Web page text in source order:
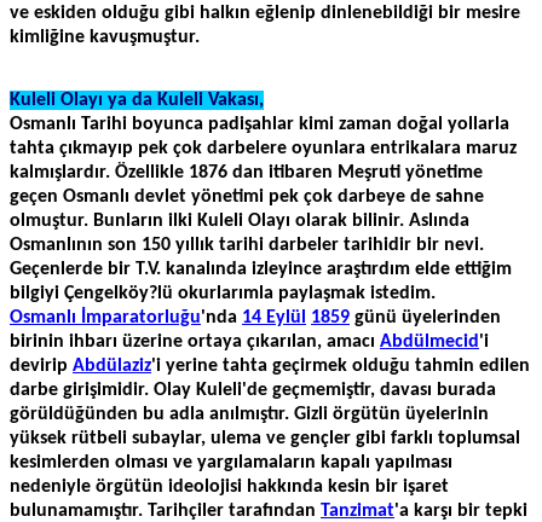
ve eskiden olduğu gibi halkın eğlenip dinlenebildiği bir mesire
kimliğine kavuşmuştur.
Kuleli Olayı ya da Kuleli Vakası,
Osmanlı Tarihi boyunca padişahlar kimi zaman doğal yollarla
tahta çıkmayıp pek çok darbelere oyunlara entrikalara maruz
kalmışlardır. Özellikle 1876 dan itibaren Meşruti yönetime
geçen Osmanlı devlet yönetimi pek çok darbeye de sahne
olmuştur. Bunların ilki Kuleli Olayı olarak bilinir. Aslında
Osmanlının son 150 yıllık tarihi darbeler tarihidir bir nevi.
Geçenlerde bir T.V. kanalında izleyince araştırdım elde ettiğim
bilgiyi Çengelköy?lü okurlarımla paylaşmak istedim.
Osmanlı İmparatorluğu'nda 14 Eylül 1859 günü üyelerinden
birinin ihbarı üzerine ortaya çıkarılan, amacı Abdülmecid 'i
devirip Abdülaziz'i yerine tahta geçirmek olduğu tahmin edilen
darbe girişimidir. Olay Kuleli'de geçmemiştir, davası burada
görüldüğünden bu adla anılmıştır. Gizli örgütün üyelerinin
yüksek rütbeli subaylar, ulema ve gençler gibi farklı toplumsal
kesimlerden olması ve yargılamaların kapalı yapılması
nedeniyle örgütün ideolojisi hakkında kesin bir işaret
bulunamamıştır. Tarihçiler tarafından Tanzimat'a karşı bir tepki